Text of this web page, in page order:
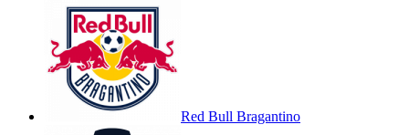
Red Bull Bragantino